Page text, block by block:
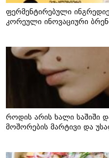
ფერმენტირებული
კორეული ინოვაციური
როდის არის ხალი საშიში
მოშორების მარტივი და